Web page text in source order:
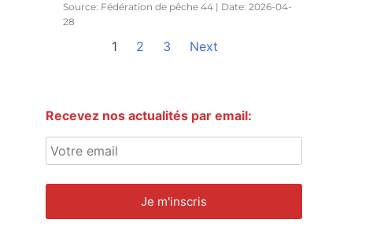
Source: Fédération de pêche 44
Date: 2026-04-
28
1 2 3 Next
Recevez nos actualités par email: